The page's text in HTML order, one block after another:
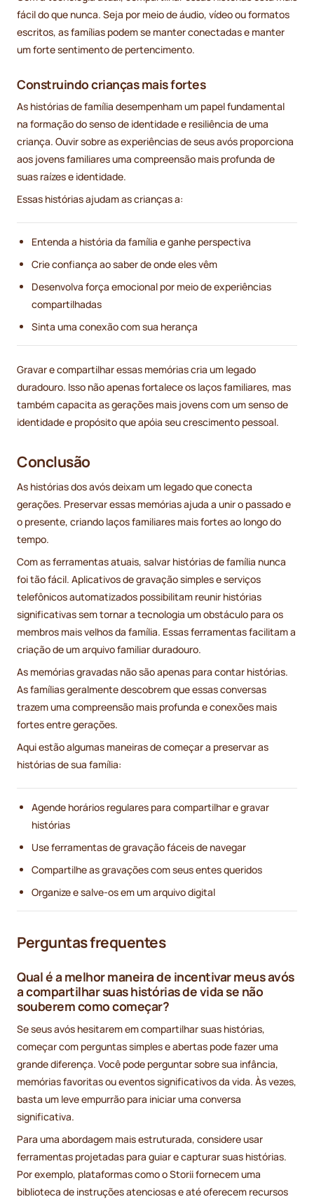
fácil do que nunca. Seja por meio de áudio, vídeo ou formatos
escritos, as famílias podem se manter conectadas e manter
um forte sentimento de pertencimento.
Construindo crianças mais fortes
As histórias de família desempenham um papel fundamental
na formação do senso de identidade e resiliência de uma
criança. Ouvir sobre as experiências de seus avós proporciona
aos jovens familiares uma compreensão mais profunda de
suas raízes e identidade.
Essas histórias ajudam as crianças a:
Entenda a história da família e ganhe perspectiva
Crie confiança ao saber de onde eles vêm
Desenvolva força emocional por meio de experiências
compartilhadas
Sinta uma conexão com sua herança
Gravar e compartilhar essas memórias cria um legado
duradouro. Isso não apenas fortalece os laços familiares, mas
também capacita as gerações mais jovens com um senso de
identidade e propósito que apóia seu crescimento pessoal.
Conclusão
As histórias dos avós deixam um legado que conecta
gerações. Preservar essas memórias ajuda a unir o passado e
o presente, criando laços familiares mais fortes ao longo do
tempo.
Com as ferramentas atuais, salvar histórias de família nunca
foi tão fácil. Aplicativos de gravação simples e serviços
telefônicos automatizados possibilitam reunir histórias
significativas sem tornar a tecnologia um obstáculo para os
membros mais velhos da família. Essas ferramentas facilitam a
criação de um arquivo familiar duradouro.
As memórias gravadas não são apenas para contar histórias.
As famílias geralmente descobrem que essas conversas
trazem uma compreensão mais profunda e conexões mais
fortes entre gerações.
Aqui estão algumas maneiras de começar a preservar as
histórias de sua família:
Agende horários regulares para compartilhar e gravar
histórias
Use ferramentas de gravação fáceis de navegar
Compartilhe as gravações com seus entes queridos
Organize e salve-os em um arquivo digital
Perguntas frequentes
Qual é a melhor maneira de incentivar meus avós
a compartilhar suas histórias de vida se não
souberem como começar?
Se seus avós hesitarem em compartilhar suas histórias,
começar com perguntas simples e abertas pode fazer uma
grande diferença. Você pode perguntar sobre sua infância,
memórias favoritas ou eventos significativos da vida. Às vezes,
basta um leve empurrão para iniciar uma conversa
significativa.
Para uma abordagem mais estruturada, considere usar
ferramentas projetadas para guiar e capturar suas histórias.
Por exemplo, plataformas como o Storii fornecem uma
biblioteca de instruções atenciosas e até oferecem recursos